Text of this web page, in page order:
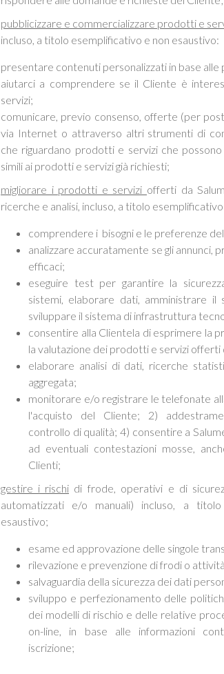
pubblicizzare e commercializzare prodotti e
incluso, a titolo esemplificativo e non esaustivo:
presentare contenuti personalizzati in base
aiutarci a comprendere se il Cliente è
servizi;
comunicare, previo consenso, offerte (per
via Internet o attraverso altri strumenti di
che riguardano prodotti e servizi che
simili ai prodotti e servizi già richiesti;
migliorare i prodotti e servizi offerti da
ricerche e analisi, incluso, a titolo
comprendere i bisogni e le preferenze
analizzare accuratamente se gli annunci,
efficaci;
eseguire test per garantire la
sistemi, elaborare dati, amministrare
sviluppare il sistema di infrastruttura
consentire alla Clientela di esprimere la
la valutazione dei prodotti e servizi offerti
elaborare analisi di dati, ricerche
aggregata;
monitorare e/o registrare le telefonate
l'acquisto del Cliente; 2)
controllo di qualità; 4) consentire a
ad eventuali contestazioni mosse,
Clienti;
gestire i rischi di frode, operativi e di
automatizzati e/o manuali) incluso, a
esaustivo;
esame ed approvazione delle singole
rilevazione e prevenzione di frodi o
salvaguardia della sicurezza dei dati
sviluppo e perfezionamento delle
dei modelli di rischio e delle relative
on-line, in base alle informazioni
iscrizione;